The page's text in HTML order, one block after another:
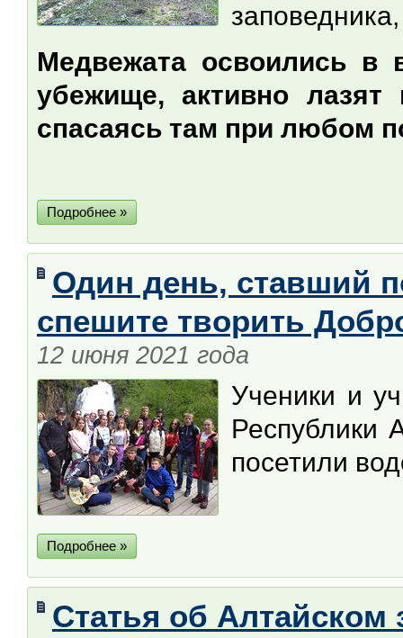
Медвежата освоились в
убежище, активно
спасаясь там при любом
Подробнее »
Один день, ставший
спешите творить
12 июня 2021 года
Ученики и
Республики
посетили
Подробнее »
Статья об Алтайском